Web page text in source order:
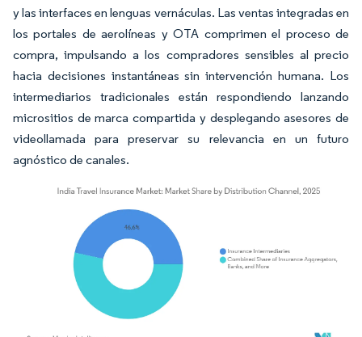
y las interfaces en lenguas vernáculas. Las ventas integradas en
los portales de aerolíneas y OTA comprimen el proceso de
compra, impulsando a los compradores sensibles al precio
hacia decisiones instantáneas sin intervención humana. Los
intermediarios tradicionales están respondiendo lanzando
micrositios de marca compartida y desplegando asesores de
videollamada para preservar su relevancia en un futuro
agnóstico de canales.